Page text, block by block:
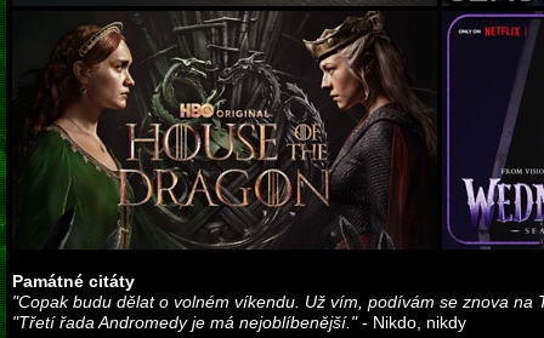
Památné citáty
"Copak budu dělat o volném víkendu. Už vím, podívám se znova na
"Třetí řada Andromedy je má nejoblíbenější."- Nikdo, nikdy